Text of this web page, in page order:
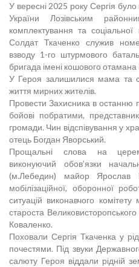
У вересні 2025 року Сергія
України Лозівським
комплектування та соціальної
Солдат Ткаченко служив
взводу 1-го штурмового
бригада імені кошового отамана
У Героя залишилися мама та
життя мирних жителів.
Провести Захисника в останню
бойові побратими,
громади. Чин відспівування у
отець Богдан Яворський.
Прощальні слова на
виконуючий обов’язки
(м.Лебедин) майор Ярослав
мобілізаційної, оборонної
ситуацій виконавчого
староста
Коваленко.
Поховали Сергія Ткаченка у
почестями. Під звуки
салюту Героя віддали рідній